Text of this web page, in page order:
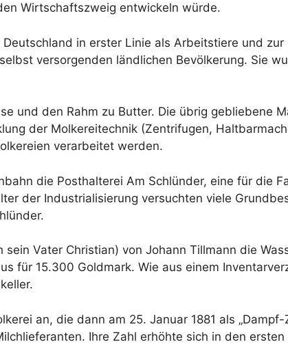
Wirtschaftszweig entwickeln würde.
in erster Linie als Arbeitstiere und zur
versorgenden ländlichen Bevölkerung. Sie
und den Rahm zu Butter. Die übrig gebliebene
der Molkereitechnik (Zentrifugen,
verarbeitet werden.
die Posthalterei Am Schlünder, eine für die
der Industrialisierung versuchten viele
Vater Christian) von Johann Tillmann die
für 15.300 Goldmark. Wie aus einem
an, die dann am 25. Januar 1881 als
Ihre Zahl erhöhte sich in den